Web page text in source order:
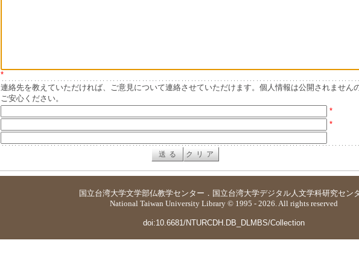
*
連絡先を教えていただければ、ご意見について連絡させていただけます。個人情報は公開されません
ご安心ください。
*
*
国立台湾大学文学部仏教学センター ． 国立台湾大学デジタル人文学科研究セン
National Taiwan University Library © 1995 - 2026. All rights reserved
doi:10.6681/NTURCDH.DB_DLMBS/Collection